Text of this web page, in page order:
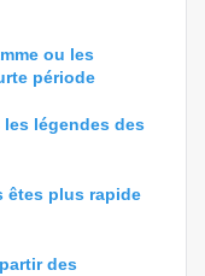
ou les
période
légendes des
êtes plus rapide
des